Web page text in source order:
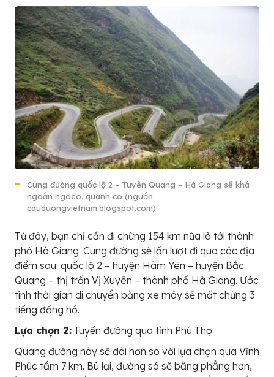
Cung đường quốc lộ 2 – Tuyên Quang – Hà Giang sẽ khá
ngoằn ngoèo, quanh co (nguồn:
cauduongvietnam.blogspot.com)
Từ đây, bạn chỉ cần đi chừng 154 km nữa là tới thành
phố Hà Giang. Cung đường sẽ lần lượt đi qua các địa
điểm sau: quốc lộ 2 – huyện Hàm Yên – huyện Bắc
Quang – thị trấn Vị Xuyên – thành phố Hà Giang. Ước
tính thời gian di chuyển bằng xe máy sẽ mất chừng 3
tiếng đồng hồ.
Lựa chọn 2: Tuyến đường qua tỉnh Phú Thọ
Quãng đường này sẽ dài hơn so với lựa chọn qua Vĩnh
Phúc tầm 7 km. Bù lại, đường sá sẽ bằng phẳng hơn,